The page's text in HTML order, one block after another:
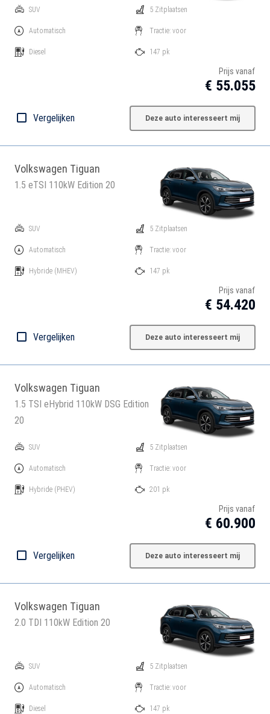
SUV
Automatisch
Diesel
5 Zitplaatsen
Tractie: voor
147 pk
Prijs vanaf
€ 55.055
Vergelijken Deze auto interesseert mij
Volkswagen Tiguan
1.5 eTSI 110kW Edition 20
SUV
Automatisch
Hybride (MHEV)
5 Zitplaatsen
Tractie: voor
147 pk
Prijs vanaf
€ 54.420
Vergelijken Deze auto interesseert mij
Volkswagen Tiguan
1.5 TSI eHybrid 110kW DSG Edition
20
SUV
Automatisch
Hybride (PHEV)
5 Zitplaatsen
Tractie: voor
201 pk
Prijs vanaf
€ 60.900
Vergelijken Deze auto interesseert mij
Volkswagen Tiguan
2.0 TDI 110kW Edition 20
SUV
Automatisch
Diesel
5 Zitplaatsen
Tractie: voor
147 pk